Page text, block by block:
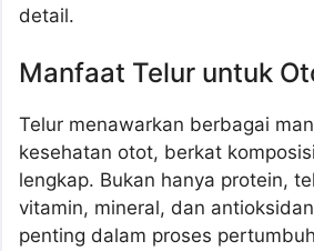
detail.
Manfaat Telur untuk
Telur menawarkan berbagai
kesehatan otot, berkat
lengkap. Bukan hanya protein,
vitamin, mineral, dan
penting dalam proses